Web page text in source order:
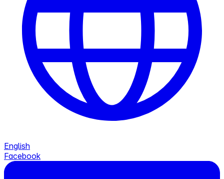
English
Facebook